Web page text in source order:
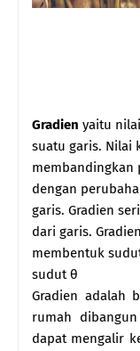
Gradien yaitu
suatu garis. Nilai
membandingkan
dengan
garis. Gradien
dari garis.
membentuk
sudut θ
Gradien adalah
rumah
dapat mengalir